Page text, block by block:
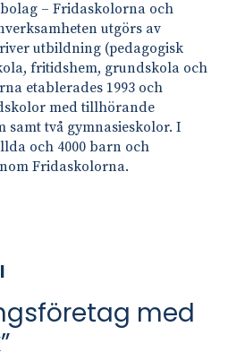
– Fridaskolorna och
utgörs av
utbildning (pedagogisk
fritidshem, grundskola och
etablerades 1993 och
med tillhörande
två gymnasieskolor. I
och 4000 barn och
Fridaskolorna.
med